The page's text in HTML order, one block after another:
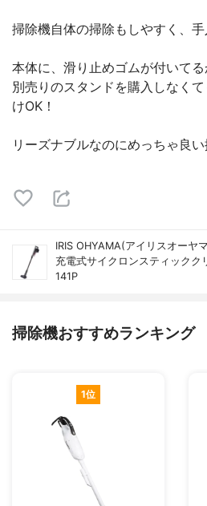
掃除機自体の掃除もしやすく、手
本体に、滑り止めゴムが付いてる
別売りのスタンドを購入しなく
けOK！
リーズナブルなのにめっちゃ良い
IRIS OHYAMA(アイリスオーヤ
充電式サイクロンスティックク
141P
掃除機おすすめランキング
1位